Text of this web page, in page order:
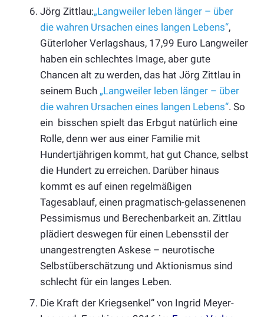
Jörg Zittlau:„Langweiler leben länger – über
die wahren Ursachen eines langen Lebens“,
Güterloher Verlagshaus, 17,99 Euro Langweiler
haben ein schlechtes Image, aber gute
Chancen alt zu werden, das hat Jörg Zittlau in
seinem Buch „Langweiler leben länger – über
die wahren Ursachen eines langen Lebens“. So
ein bisschen spielt das Erbgut natürlich eine
Rolle, denn wer aus einer Familie mit
Hundertjährigen kommt, hat gut Chance, selbst
die Hundert zu erreichen. Darüber hinaus
kommt es auf einen regelmäßigen
Tagesablauf, einen pragmatisch-gelassenenen
Pessimismus und Berechenbarkeit an. Zittlau
plädiert deswegen für einen Lebensstil der
unangestrengten Askese – neurotische
Selbstüberschätzung und Aktionismus sind
schlecht für ein langes Leben.
Die Kraft der Kriegsenkel“ von Ingrid Meyer-